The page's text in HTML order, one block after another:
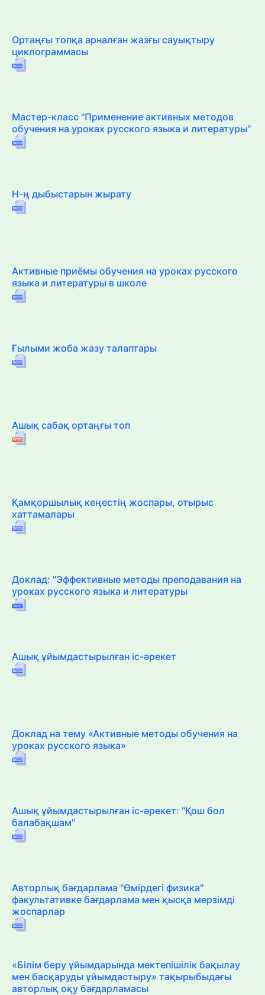
Ортаңғы топқа арналған жазғы сауықтыру
циклограммасы
Мастер-класс "Применение активных методов
обучения на уроках русского языка и литературы"
Н-ң дыбыстарын жырату
Активные приёмы обучения на уроках русского
языка и литературы в школе
Ғылыми жоба жазу талаптары
Ашық сабақ ортаңғы топ
Қамқоршылық кеңестің жоспары, отырыс
хаттамалары
Доклад: "Эффективные методы преподавания на
уроках русского языка и литературы
Ашық ұйымдастырылған іс-әрекет
Доклад на тему «Активные методы обучения на
уроках русского языка»
Ашық ұйымдастырылған іс-әрекет: "Қош бол
балабақшам"
Авторлық бағдарлама "Өмірдегі физика"
факультативке бағдарлама мен қысқа мерзімді
жоспарлар
«Білім беру ұйымдарында мектепішілік бақылау
мен басқаруды ұйымдастыру» тақырыбыдағы
авторлық оқу бағдарламасы